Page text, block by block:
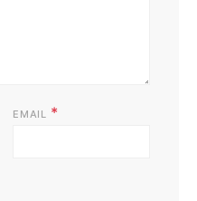
EMAIL *